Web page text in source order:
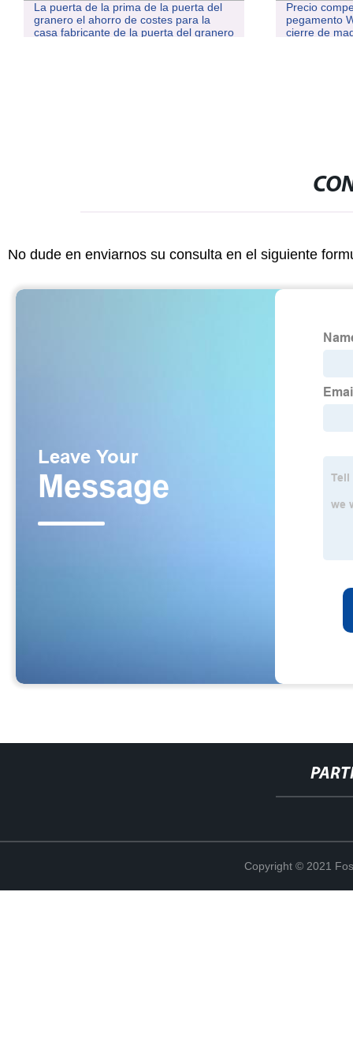
La puerta de la prima de la puerta del
granero el ahorro de costes para la
casa fabricante de la puerta del granero
Precio
pegamento
cierre de
No dude en enviarnos su consulta en el siguiente
Copyright © 2021